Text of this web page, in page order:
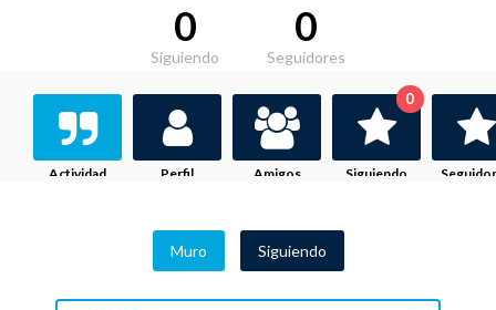
0
Siguiendo
0
Seguidores
Actividad Perfil Amigos Siguiendo
0
Muro Siguiendo